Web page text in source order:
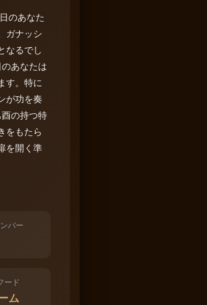
のあなた
ガナッシ
なるでし
あなたは
す。特に
が功を奏
の持つ特
をもたら
を開く準
バー
ード
ム